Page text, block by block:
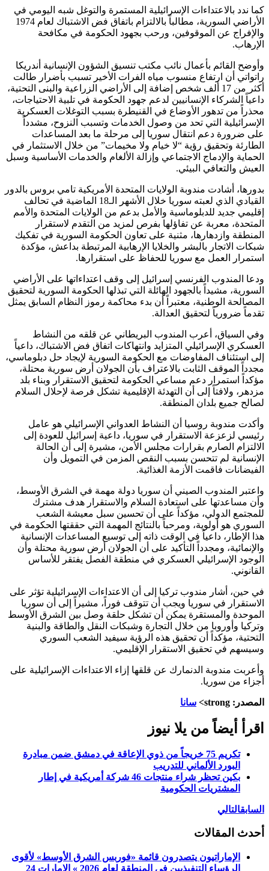
كما ندد بالاعتداءات الإسرائيلية المستمرة والتوغل شبه اليومي في
الأراضي السورية، مطالباً بالالتزام باتفاق فض الاشتباك لعام 1974
والإفراج عن الموقوفين، ورحب بجهود الحكومة في مكافحة
الإرهاب.
وأوضح القائم بأعمال نائب مكتب تنسيق الشؤون الإنسانية أندريكا
راتواتي أن ارتفاع منسوب مياه الفرات الأخير تسبب بأضرار طالت
أكثر من 17 ألف شخص إضافة إلى الأراضي الزراعية والبنى التحتية،
داعياً الشركاء الإنسانيين لدعم جهود الحكومة في تلبية الاحتياجات،
محذراً من تدهور الأوضاع في القنيطرة بسبب التوغلات العسكرية
الإسرائيلية التي تحد من وصول الخدمات وتسبب النزوح، مشدداً
على ضرورة دعم انتقال سوريا إلى مرحلة ما بعد المساعدات
الطارئة وتحقيق رؤية “لا خيام ولا مخيمات” من خلال الاستثمار في
الحماية والإدماج الاجتماعي وإزالة الألغام والخدمات الأساسية وسبل
العيش والتعافي البيئي.
بدورها، أشادت مندوبة الولايات المتحدة الأمريكية تامي بروس بالدور
القيادي الذي لعبته سوريا خلال الأشهر الـ18 الماضية في تحالف
إقليمي جديد للدبلوماسية والأمل بدعم من الولايات المتحدة والأمم
المتحدة، معربة عن تفاؤلها بفرص لمزيد من التقدم لاستقرار
المنطقة وازدهارها، مثنية على تعاون الحكومة السورية في تفكيك
شبكات الاتجار بالبشر والخلايا الإرهابية المرتبطة بداعش، مؤكدة
استمرار العمل مع سوريا للحفاظ على استقرارها.
ودعا المندوب الفرنسي إسرائيل إلى وقف اعتداءاتها على الأراضي
السورية، مشيداً بالجهود الهائلة التي تبذلها الحكومة السورية لتحقيق
المصالحة الوطنية، معتبراً أن بدء محاكمة رموز النظام السابق يمثل
تقدماً ضرورياً لتحقيق العدالة.
وفي السياق، أعرب المندوب البريطاني عن قلقه من النشاط
العسكري الإسرائيلي المتزايد وانتهاكات اتفاق فض الاشتباك، داعياً
إلى استئناف المفاوضات مع الحكومة السورية لإيجاد حل دبلوماسي،
مجدداً الموقف الثابت بالاعتراف بأن الجولان أرض سورية محتلة،
مؤكداً استمرار دعم مساعي الحكومة لتحقيق الاستقرار وبناء بلد
مزدهر، ولافتاً إلى أن التهدئة الإقليمية تشكل فرصة لإحلال السلام
لصالح جميع بلدان المنطقة.
وأكدت مندوبة روسيا أن النشاط العدواني الإسرائيلي هو عامل
رئيسي لزعزعة الاستقرار في سوريا، داعية إسرائيل للعودة إلى
الالتزام الصارم بقرارات مجلس الأمن، مشيرة إلى أن الحالة
الإنسانية لم تتحسن بسبب النقص المزمن في التمويل وأن
الفيضانات فاقمت الأزمة الغذائية.
واعتبر المندوب الصيني أن سوريا دولة مهمة في الشرق الأوسط،
وأن مساعدتها على استعادة السلام والاستقرار هدف مشترك
للمجتمع الدولي، مؤكداً على أن تحسين سبل معيشة الشعب
السوري هو أولوية، ومرحباً بالنتائج المهمة التي حققتها الحكومة في
هذا الإطار، داعياً في الوقت ذاته إلى توسيع المساعدات الإنسانية
والإنمائية، ومجدداً التأكيد على أن الجولان أرض سورية محتلة وأن
الوجود الإسرائيلي العسكري في منطقة الفصل يفتقر للأساس
القانوني.
في حين، أشار مندوب تركيا إلى أن الاعتداءات الإسرائيلية تؤثر على
الاستقرار في سوريا ويجب أن تتوقف فوراً، مشيراً إلى أن سوريا
الموحدة والمستقرة يمكن أن تشكل حلقة وصل بين الشرق الأوسط
وتركيا وأوروبا من خلال التجارة وشبكات النقل والطاقة والبنية
التحتية، مؤكداً أن تحقيق هذه الرؤية سيفيد الشعب السوري
وسيسهم في تحقيق الاستقرار الإقليمي.
وأعربت مندوبة الدنمارك عن قلقها إزاء الاعتداءات الإسرائيلية على
أجزاء من سوريا.
المصدر: strong> سانا
اقرأ أيضاً من يلا نيوز
تكريم 75 خريجاً من ذوي الإعاقة في دمشق ضمن مبادرة
البورد الألماني للتدريب
بكين تحظر شراء منتجات 46 شركة أمريكية في إطار
المشتريات الحكومية
السابقالتالي
أحدث المقالات
الإماراتيون يتصدرون قائمة «فوربس الشرق الأوسط» لأقوى
الرؤساء التنفيذيين في المنطقة لعام 2026 » الإمارات 24